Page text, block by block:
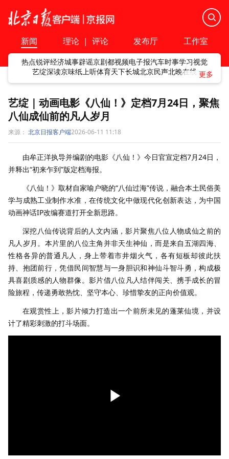
新闻 理论 | 评论 发布厅 工作室
热点锐评经济城事辟谣京剧都视频电子报汽车时事学习视觉
艺绽深读京味纸上听体育天下长城北京民声北晚在线
艺绽｜动画电影《八仙！》定档7月24日，聚焦
八仙成仙前的凡人岁月
来源： 北京日报客户端2026-06-11 11:18
由牟正洋执导并编剧的电影《八仙！》今日官宣定档7月24日，
并释出“初来乍到”版定档海报。
《八仙！》取材自家喻户晓的“八仙过海”传说，融合本土民俗美
学与成熟工业制作水准，在传统文化中做现代化创新表达，为中国
动画神话IP改编赛道打开全新思路。
深挖八仙传说背后的人文内涵，影片聚焦八位人物成仙之前的
凡人岁月。本片里的八位主角并非天生神仙，而是来自五湖四海、
性格各异的普通凡人，身上带着市井烟火气，各有短板却彼此扶
持、抱团前行，凭借民间智慧与一身胆识和神仙斗智斗勇，构成极
具喜剧质感的人物群像。影片借八位凡人结伴闯关、携手成长的冒
险旅程，传递勇敢热忱、坚守本心、珍惜挚友的正向价值观。
在观赏性上，影片倾力打造出一个前所未见的蓬莱仙境，并设
计了精彩刺激的打斗场面。